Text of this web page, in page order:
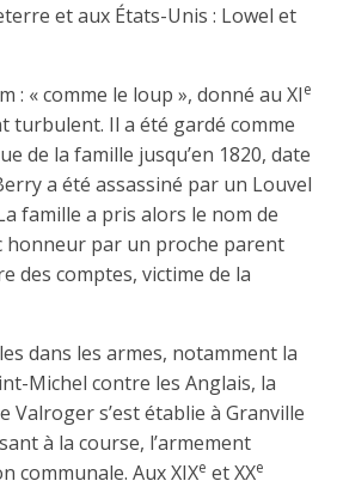
et aux États-Unis : Lowel et
: « comme le loup », donné au XIe
turbulent. Il a été gardé comme
de la famille jusqu’en 1820, date
a été assassiné par un Louvel
famille a pris alors le nom de
honneur par un proche parent
des comptes, victime de la
dans les armes, notamment la
Michel contre les Anglais, la
Valroger s’est établie à Granville
à la course, l’armement
communale. Aux XIXe et XXe